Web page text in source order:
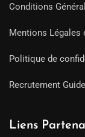
Conditions
Mentions Légales
Politique de
Recrutement
Liens